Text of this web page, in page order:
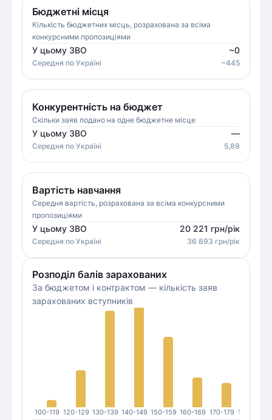
Бюджетні місця
Кількість бюджетних місць, розрахована за всіма
конкурсними пропозиціями
У цьому ЗВО ~0
Середня по Україні ~445
Конкурентність на бюджет
Скільки заяв подано на одне бюджетне місце
У цьому ЗВО —
Середня по Україні 5,89
Вартість навчання
Середня вартість, розрахована за всіма конкурсними
пропозиціями
У цьому ЗВО 20 221 грн/рік
Середня по Україні 36 893 грн/рік
Розподіл балів зарахованих
За бюджетом і контрактом — кількість заяв
зарахованих вступників
100-119 120-129 130-139 140-149 150-159 160-169 170-179 180-189